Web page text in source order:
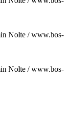
Nolte / www.bos-
Nolte / www.bos-